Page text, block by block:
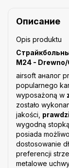
Описание
Opis produktu
M24 - Drewno/
airsoft аналог
popularnego
wyposażoną w
zostało
jakości,
wygodną
posiada
dostosowanie
preferencji
metalowe